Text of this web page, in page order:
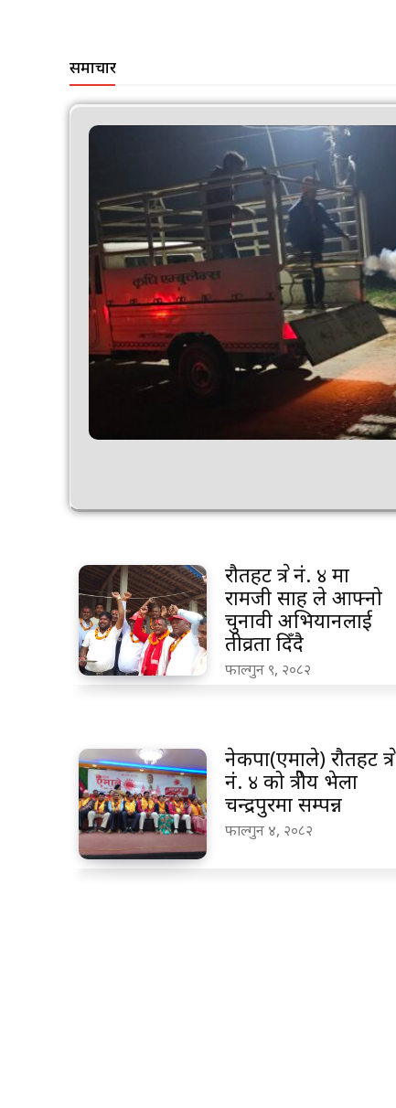
समाचार
रौतहट क्षेत्र नं. ४ मा
रामजी साह ले आफ्नो
चुनावी अभियानलाई
तीव्रता दिँदै
फाल्गुन ९, २०८२
नेकपा(एमाले) रौतहट क्षेत्र
नं. ४ को क्षेत्रीय भेला
चन्द्रपुरमा सम्पन्न
फाल्गुन ४, २०८२